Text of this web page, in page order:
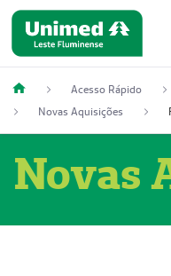
Acesso Rápido
Novas Aquisições
Novas